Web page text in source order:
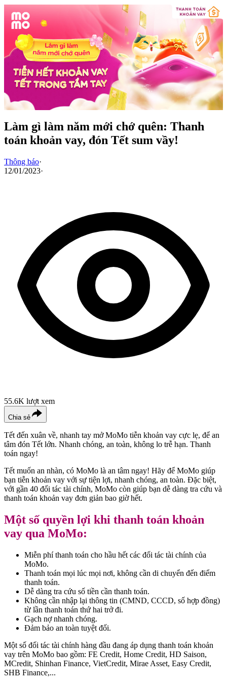
Làm gì làm năm mới chớ quên: Thanh
toán khoản vay, đón Tết sum vầy!
Thông báo·
12/01/2023·
55.6K lượt xem
Chia sẻ
Tết đến xuân về, nhanh tay mở MoMo tiễn khoản vay cực lẹ, để an
tâm đón Tết lớn. Nhanh chóng, an toàn, không lo trễ hạn. Thanh
toán ngay!
Tết muốn an nhàn, có MoMo là an tâm ngay! Hãy để MoMo giúp
bạn tiễn khoản vay với sự tiện lợi, nhanh chóng, an toàn. Đặc biệt,
với gần 40 đối tác tài chính, MoMo còn giúp bạn dễ dàng tra cứu và
thanh toán khoản vay đơn giản bao giờ hết.
Một số quyền lợi khi thanh toán khoản
vay qua MoMo:
Miễn phí thanh toán cho hầu hết các đối tác tài chính của
MoMo.
Thanh toán mọi lúc mọi nơi, không cần di chuyển đến điểm
thanh toán.
Dễ dàng tra cứu số tiền cần thanh toán.
Không cần nhập lại thông tin (CMND, CCCD, số hợp đồng)
từ lần thanh toán thứ hai trở đi.
Gạch nợ nhanh chóng.
Đảm bảo an toàn tuyệt đối.
Một số đối tác tài chính hàng đầu đang áp dụng thanh toán khoản
vay trên MoMo bao gồm: FE Credit, Home Credit, HD Saison,
MCredit, Shinhan Finance, VietCredit, Mirae Asset, Easy Credit,
SHB Finance,...